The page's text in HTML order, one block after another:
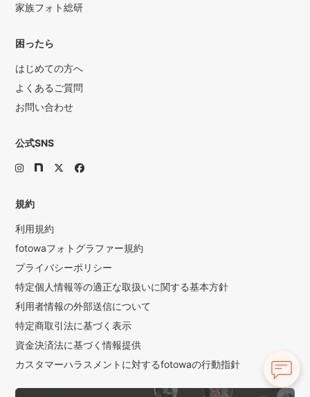
家族フォト総研
困ったら
はじめての方へ
よくあるご質問
お問い合わせ
公式SNS
規約
利用規約
fotowaフォトグラファー規約
プライバシーポリシー
特定個人情報等の適正な取扱いに関する基本方針
利用者情報の外部送信について
特定商取引法に基づく表示
資金決済法に基づく情報提供
カスタマーハラスメントに対するfotowaの行動指針